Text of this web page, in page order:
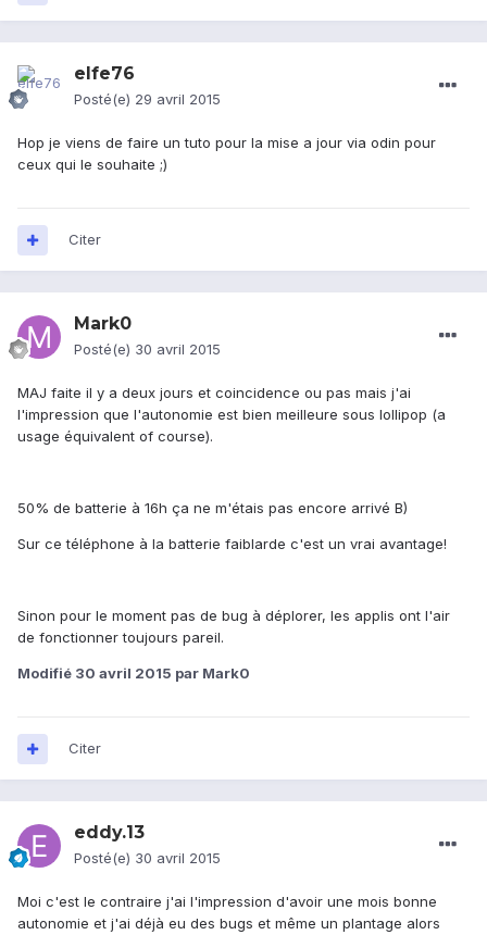
elfe76
Posté(e) 29 avril 2015
Hop je viens de faire un tuto pour la mise a jour via odin pour
ceux qui le souhaite ;)
Citer
Mark0
Posté(e) 30 avril 2015
MAJ faite il y a deux jours et coincidence ou pas mais j'ai
l'impression que l'autonomie est bien meilleure sous lollipop (a
usage équivalent of course).
50% de batterie à 16h ça ne m'étais pas encore arrivé B)
Sur ce téléphone à la batterie faiblarde c'est un vrai avantage!
Sinon pour le moment pas de bug à déplorer, les applis ont l'air
de fonctionner toujours pareil.
Modifié 30 avril 2015 par Mark0
Citer
eddy.13
Posté(e) 30 avril 2015
Moi c'est le contraire j'ai l'impression d'avoir une mois bonne
autonomie et j'ai déjà eu des bugs et même un plantage alors